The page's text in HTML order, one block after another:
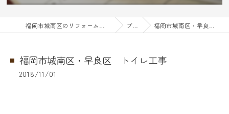
ブログ 福岡市城南区・早良区 トイレ工事
福岡市城南区・早良区 トイレ工事
2018/11/01